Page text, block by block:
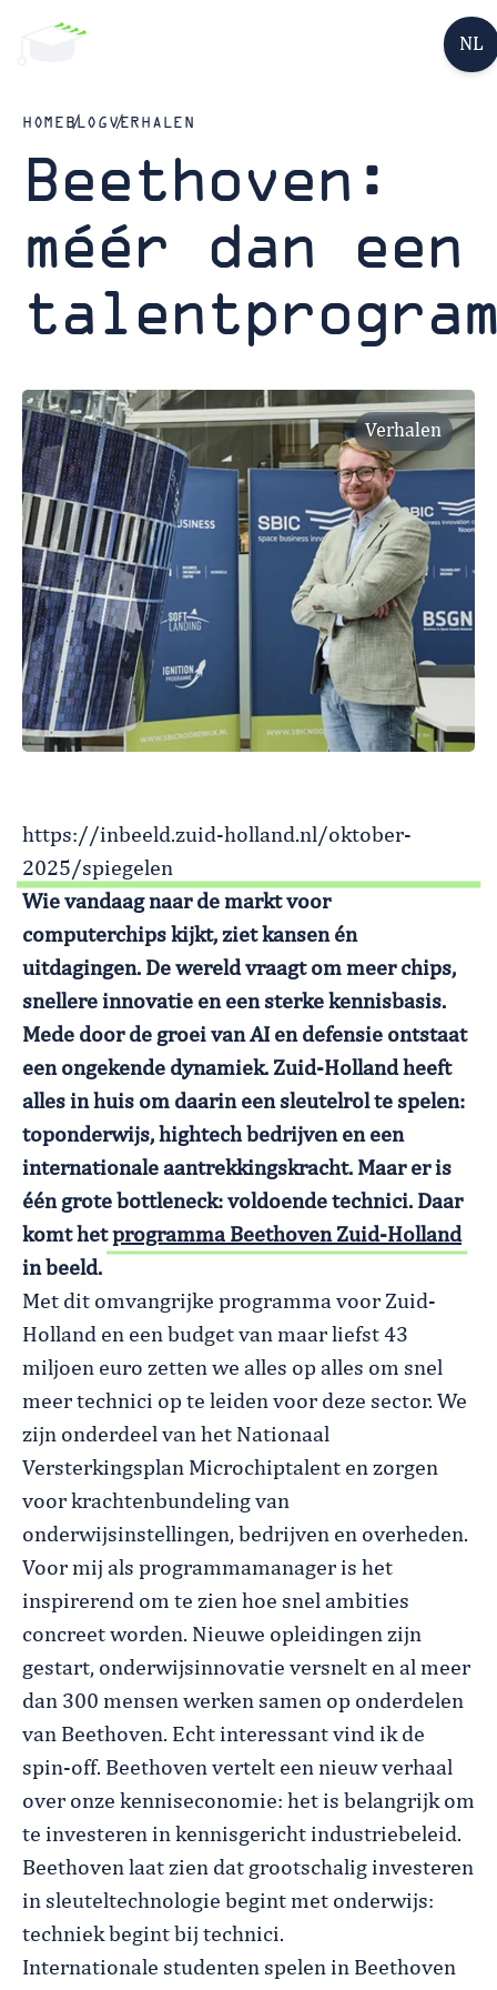
NL
HOMEBLOGVERHALEN
Beethoven:
méér dan een
Verhalen
https://inbeeld.zuid-holland.nl/oktober-
2025/spiegelen
Wie vandaag naar de markt voor
computerchips kijkt, ziet kansen én
uitdagingen. De wereld vraagt om meer chips,
snellere innovatie en een sterke kennisbasis.
Mede door de groei van AI en defensie ontstaat
een ongekende dynamiek. Zuid-Holland heeft
alles in huis om daarin een sleutelrol te spelen:
toponderwijs, hightech bedrijven en een
internationale aantrekkingskracht. Maar er is
één grote bottleneck: voldoende technici. Daar
komt hetprogramma Beethoven Zuid-Holland
in beeld.
Met dit omvangrijke programma voor Zuid-
Holland en een budget van maar liefst 43
miljoen euro zetten we alles op alles om snel
meer technici op te leiden voor deze sector. We
zijn onderdeel van het Nationaal
Versterkingsplan Microchiptalent en zorgen
voor krachtenbundeling van
onderwijsinstellingen, bedrijven en overheden.
Voor mij als programmamanager is het
inspirerend om te zien hoe snel ambities
concreet worden. Nieuwe opleidingen zijn
gestart, onderwijsinnovatie versnelt en al meer
dan 300 mensen werken samen op onderdelen
van Beethoven. Echt interessant vind ik de
spin-off. Beethoven vertelt een nieuw verhaal
over onze kenniseconomie: het is belangrijk om
te investeren in kennisgericht industriebeleid.
Beethoven laat zien dat grootschalig investeren
in sleuteltechnologie begint met onderwijs:
techniek begint bij technici.
Internationale studenten spelen in Beethoven